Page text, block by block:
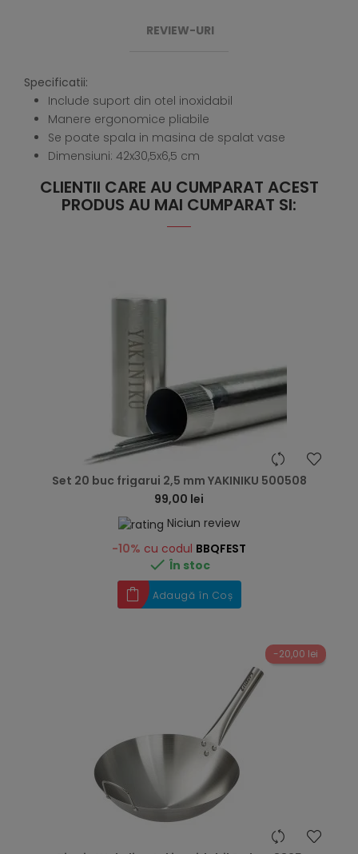
REVIEW-URI
Specificatii:
Include suport din otel inoxidabil
Manere ergonomice pliabile
Se poate spala in masina de spalat vase
Dimensiuni: 42x30,5x6,5 cm
CLIENTII CARE AU CUMPARAT ACEST
PRODUS AU MAI CUMPARAT SI:
Set 20 buc frigarui 2,5 mm YAKINIKU 500508
99,00 lei
Niciun review
-10% cu codul BBQFEST
 În stoc
Adaugă în Coș
-20,00 lei